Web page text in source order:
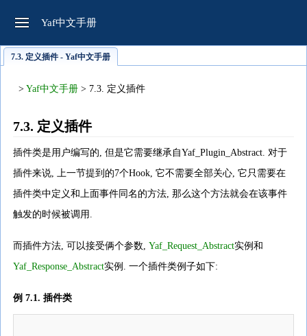
Yaf中文手册
7.3. 定义插件 - Yaf中文手册
> Yaf中文手册 > 7.3. 定义插件
7.3. 定义插件
插件类是用户编写的, 但是它需要继承自Yaf_Plugin_Abstract. 对于
插件来说, 上一节提到的7个Hook, 它不需要全部关心, 它只需要在
插件类中定义和上面事件同名的方法, 那么这个方法就会在该事件
触发的时候被调用.
而插件方法, 可以接受俩个参数, Yaf_Request_Abstract实例和
Yaf_Response_Abstract实例. 一个插件类例子如下:
例 7.1. 插件类